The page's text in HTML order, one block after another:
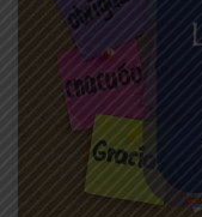
Vous avez dit «
mais qu’est-ce qu’on
pourquoi et comment
temps où faites-vous